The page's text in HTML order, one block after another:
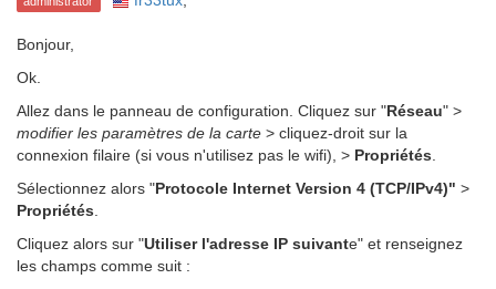
Bonjour,
Ok.
Allez dans le panneau de configuration. Cliquez sur "Réseau" >
modifier les paramètres de la carte > cliquez-droit sur la
connexion filaire (si vous n'utilisez pas le wifi), > Propriétés.
Sélectionnez alors "Protocole Internet Version 4 (TCP/IPv4)" >
Propriétés.
Cliquez alors sur "Utiliser l'adresse IP suivante" et renseignez
les champs comme suit :